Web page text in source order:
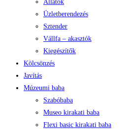
Állatok
Üzletberendezés
Sztender
Vállfa – akasztók
Kiegészítők
Kölcsönzés
Javítás
Múzeumi baba
Szabóbaba
Museo kirakati baba
Flexi basic kirakati baba